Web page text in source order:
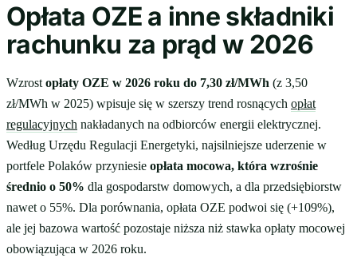
Opłata OZE a inne składniki
rachunku za prąd w 2026
Wzrost opłaty OZE w 2026 roku do 7,30 zł/MWh (z 3,50
zł/MWh w 2025) wpisuje się w szerszy trend rosnących opłat
regulacyjnych nakładanych na odbiorców energii elektrycznej.
Według Urzędu Regulacji Energetyki, najsilniejsze uderzenie w
portfele Polaków przyniesie opłata mocowa, która wzrośnie
średnio o 50% dla gospodarstw domowych, a dla przedsiębiorstw
nawet o 55%. Dla porównania, opłata OZE podwoi się (+109%),
ale jej bazowa wartość pozostaje niższa niż stawka opłaty mocowej
obowiązująca w 2026 roku.